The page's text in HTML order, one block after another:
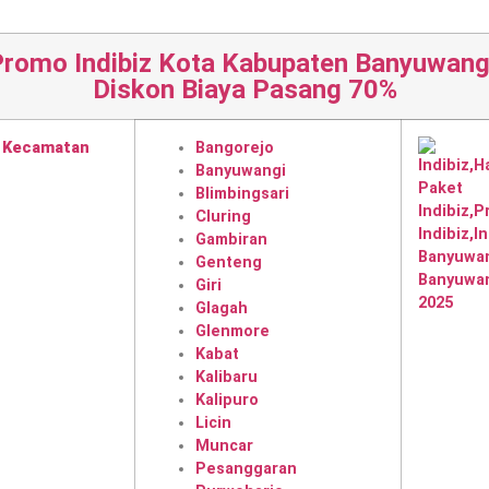
Indibiz Kota Kabupaten
Diskon Biaya Pasang 70%
Kecamatan
Bangorejo
Banyuwangi
Blimbingsari
Cluring
Gambiran
Genteng
Giri
Glagah
Glenmore
Kabat
Kalibaru
Kalipuro
Licin
Muncar
Pesanggaran